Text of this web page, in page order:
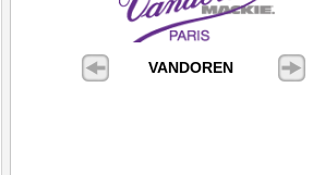
VANDOREN